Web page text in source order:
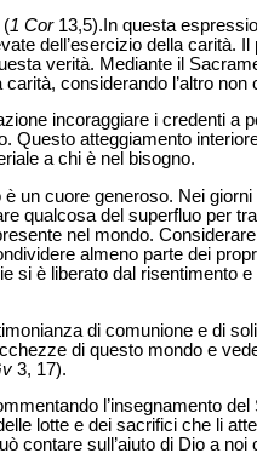
(1 Cor 13,5).In questa
dell’esercizio della carità.
verità. Mediante il
considerando l’altro
incoraggiare i credenti a
Questo atteggiamento
a chi è nel bisogno.
un cuore generoso. Nei
qualcosa del superfluo per
nel mondo.
almeno parte dei
si è liberato dal risentimento
di comunione e di
di questo mondo e
3, 17).
l’insegnamento
lotte e dei sacrifici che li
contare sull’aiuto di Dio a